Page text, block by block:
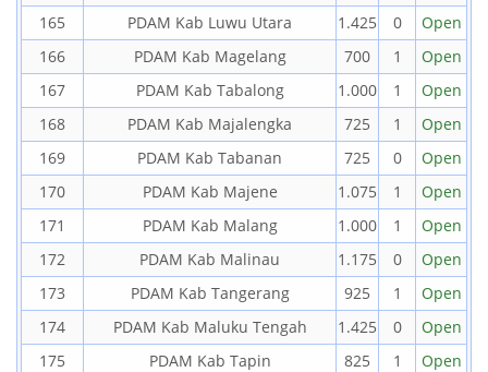
165
PDAM Kab Luwu Utara 1.425 0
Open
166
PDAM Kab Magelang 700 1
Open
167
PDAM Kab Tabalong 1.000 1
Open
168
PDAM Kab Majalengka 725 1
Open
169
PDAM Kab Tabanan 725 0
Open
170
PDAM Kab Majene 1.075 1
Open
171
PDAM Kab Malang 1.000 1
Open
172
PDAM Kab Malinau 1.175 0
Open
173
PDAM Kab Tangerang 925 1
Open
174
PDAM Kab Maluku Tengah 1.425 0
Open
175
PDAM Kab Tapin 825 1
Open